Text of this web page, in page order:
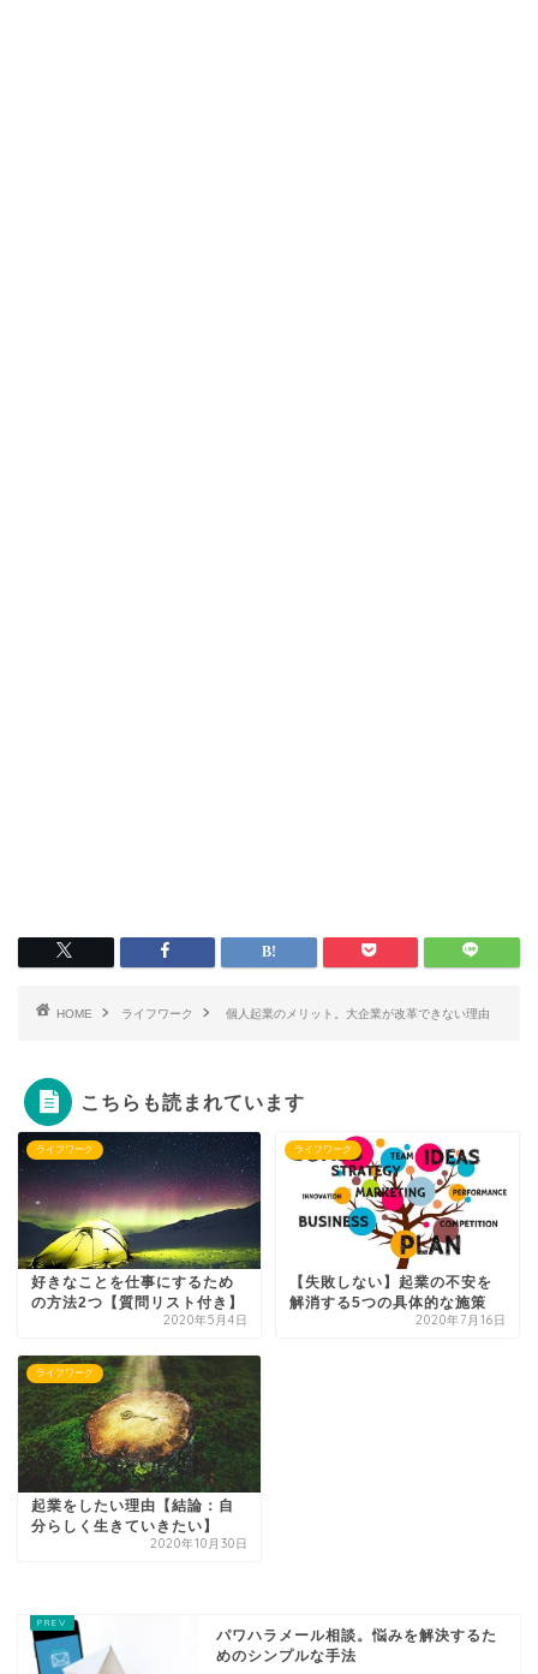
HOME ライフワーク 個人起業のメリット。大企業が改革できない理由
こちらも読まれています
ライフワーク
好きなことを仕事にするため
の方法2つ【質問リスト付き】
2020年5月4日
ライフワーク
【失敗しない】起業の不安を
解消する5つの具体的な施策
2020年7月16日
ライフワーク
起業をしたい理由【結論：自
分らしく生きていきたい】
2020年10月30日
パワハラメール相談。悩みを解決するた
めのシンプルな手法